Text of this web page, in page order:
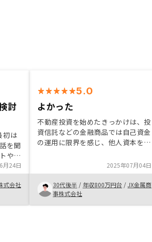
討
初は
を聞
やリ
、現
動産
説明
。
月24日
式会社
5.0
よかった
不動産投資を始めたきっかけは、投
資信託などの金融商品では自己資金
の運用に限界を感じ、他人資本を活
です。RENOSYを選んだ理由は、担
当者の丁寧なリスク説明と管理体制
の良さ、そして空室保証などの安心
できるプランがあったからです。特
に、物件選定から購入後の管理まで
2025年07月04日
30代後半 / 年収800万円台 /JX金属商
事株式会社